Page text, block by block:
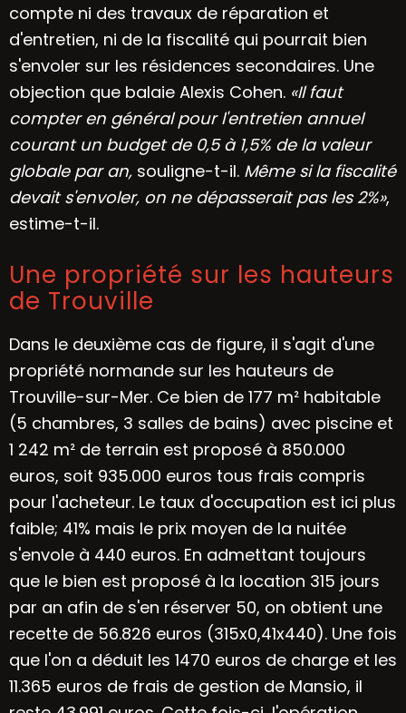
compte ni des travaux de réparation et
d'entretien, ni de la fiscalité qui pourrait bien
s'envoler sur les résidences secondaires. Une
objection que balaie Alexis Cohen. «Il faut
compter en général pour l'entretien annuel
courant un budget de 0,5 à 1,5% de la valeur
globale par an, souligne-t-il. Même si la fiscalité
devait s'envoler, on ne dépasserait pas les 2%»,
estime-t-il.
Une propriété sur les hauteurs
de Trouville
Dans le deuxième cas de figure, il s'agit d'une
propriété normande sur les hauteurs de
Trouville-sur-Mer. Ce bien de 177 m² habitable
(5 chambres, 3 salles de bains) avec piscine et
1 242 m² de terrain est proposé à 850.000
euros, soit 935.000 euros tous frais compris
pour l'acheteur. Le taux d'occupation est ici plus
faible; 41% mais le prix moyen de la nuitée
s'envole à 440 euros. En admettant toujours
que le bien est proposé à la location 315 jours
par an afin de s'en réserver 50, on obtient une
recette de 56.826 euros (315x0,41x440). Une fois
que l'on a déduit les 1470 euros de charge et les
11.365 euros de frais de gestion de Mansio, il